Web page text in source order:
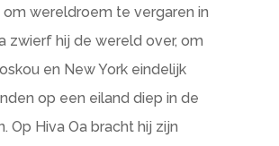
wereldroem te vergaren in
zwierf hij de wereld over, om
en New York eindelijk
op een eiland diep in de
Op Hiva Oa bracht hij zijn